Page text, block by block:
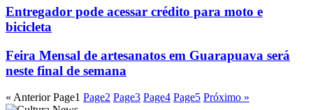
Entregador pode acessar crédito para moto e
bicicleta
Feira Mensal de artesanatos em Guarapuava será
neste final de semana
« Anterior Page1 Page2 Page3 Page4 Page5 Próximo »